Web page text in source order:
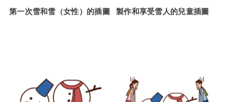
第一次雪和雪（女性）的插圖 製作和享受雪人的兒童插圖